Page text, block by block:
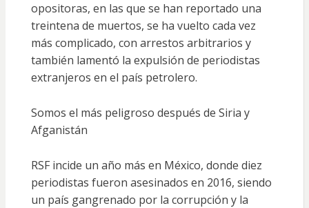
opositoras, en las que se han reportado una
treintena de muertos, se ha vuelto cada vez
más complicado, con arrestos arbitrarios y
también lamentó la expulsión de periodistas
extranjeros en el país petrolero.
Somos el más peligroso después de Siria y
Afganistán
RSF incide un año más en México, donde diez
periodistas fueron asesinados en 2016, siendo
un país gangrenado por la corrupción y la